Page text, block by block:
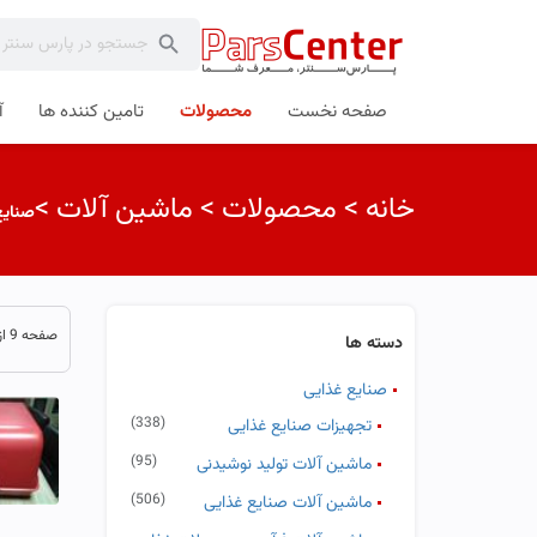
صفحه نخست محصولات تامین کننده ها
خانه >محصولات >ماشین آلات >
دسته ها
صنایع غذایی
تجهیزات صنایع غذایی
(338)
ماشین آلات تولید نوشیدنی (95)
ماشین آلات صنایع غذایی (506)
صفحه 9 از 49